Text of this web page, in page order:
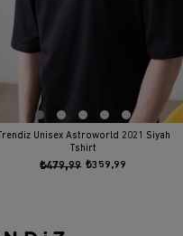
Trendiz Unisex Astroworld 2021 Siyah
Tshirt
₺359,99
₺479,99